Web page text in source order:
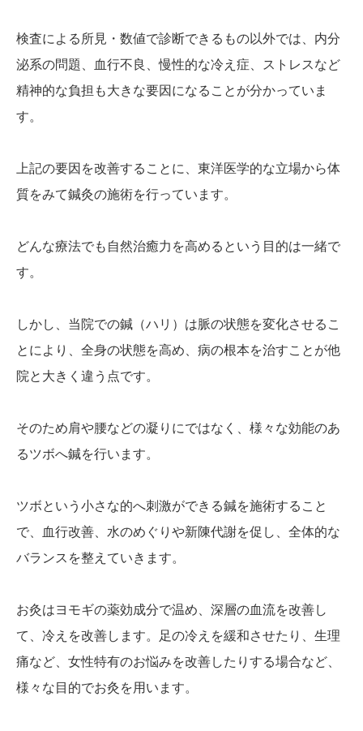
検査による所見・数値で診断できるもの以外では、内分
泌系の問題、血行不良、慢性的な冷え症、ストレスなど
精神的な負担も大きな要因になることが分かっていま
す。
上記の要因を改善することに、東洋医学的な立場から体
質をみて鍼灸の施術を行っています。
どんな療法でも自然治癒力を高めるという目的は一緒で
す。
しかし、当院での鍼（ハリ）は脈の状態を変化させるこ
とにより、全身の状態を高め、病の根本を治すことが他
院と大きく違う点です。
そのため肩や腰などの凝りにではなく、様々な効能のあ
るツボへ鍼を行います。
ツボという小さな的へ刺激ができる鍼を施術すること
で、血行改善、水のめぐりや新陳代謝を促し、全体的な
バランスを整えていきます。
お灸はヨモギの薬効成分で温め、深層の血流を改善し
て、冷えを改善します。足の冷えを緩和させたり、生理
痛など、女性特有のお悩みを改善したりする場合など、
様々な目的でお灸を用います。